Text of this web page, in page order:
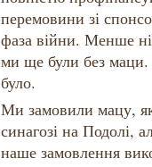
перемовини зі
фаза війни. Менше
ми ще були без
було.
Ми замовили мацу,
синагозі на Подолі,
наше замовлення